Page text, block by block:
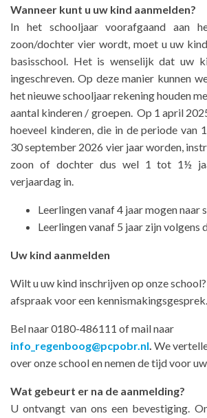
Wanneer kunt u uw kind aanmelden?
In het schooljaar voorafgaand aan
zoon/dochter vier wordt, moet u uw
basisschool. Het is wenselijk dat uw
ingeschreven. Op deze manier kunnen
het nieuwe schooljaar rekening houden
aantal kinderen / groepen. Op 1 april
hoeveel kinderen, die in de periode
30 september 2026 vier jaar worden,
zoon of dochter dus wel 1 tot 1½
verjaardag in.
Leerlingen vanaf 4 jaar mogen naar
Leerlingen vanaf 5 jaar zijn volgens
Uw kind aanmelden
Wilt u uw kind inschrijven op onze
afspraak voor een kennismakingsgesprek.
Bel naar 0180-486111 of mail naar
info_regenboog@pcpobr.nl. We
over onze school en nemen de tijd voor
Wat gebeurt er na de aanmelding?
U ontvangt van ons een bevestiging.